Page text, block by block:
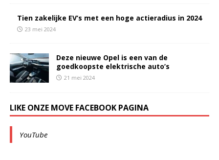
Tien zakelijke EV’s met een hoge actieradius in 2024
23 mei 2024
Deze nieuwe Opel is een van de
goedkoopste elektrische auto’s
21 mei 2024
LIKE ONZE MOVE FACEBOOK PAGINA
YouTube